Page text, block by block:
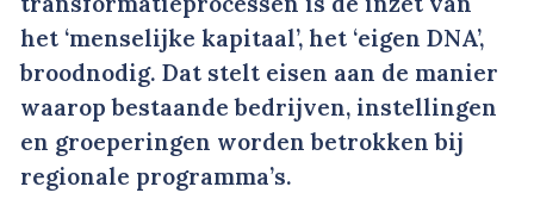
het ‘menselijke kapitaal’, het ‘eigen DNA’,
broodnodig. Dat stelt eisen aan de manier
waarop bestaande bedrijven, instellingen
en groeperingen worden betrokken bij
regionale programma’s.